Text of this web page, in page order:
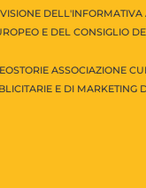
E DEL CONSIGLIO
ASSOCIAZIONE
E DI MARKETING